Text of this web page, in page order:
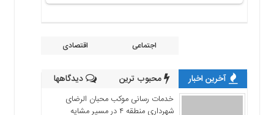
اجتماعی اقتصادی
آخرین اخبار محبوب ترین دیدگاهها
خدمات رسانی موکب محبان الرضای
شهرداری منطقه ۴ در مسیر مشایه